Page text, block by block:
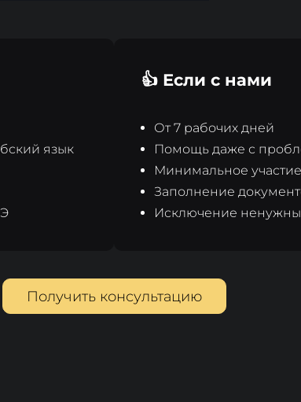
язык
👍 Если с нами
От 7 рабочих дней
Помощь даже с
Минимальное участие
Заполнение
Исключение
Получить консультацию